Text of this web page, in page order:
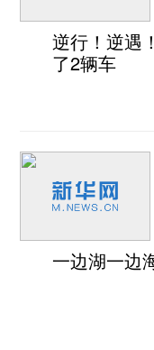
逆行！逆遇
了2辆车
一边湖一边